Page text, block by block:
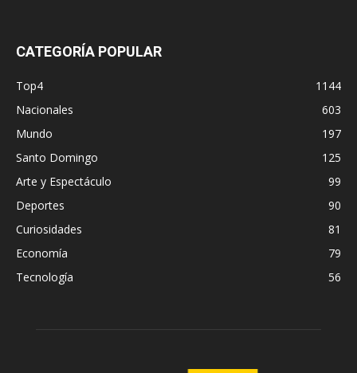
CATEGORÍA POPULAR
Top4
1144
Nacionales
603
Mundo
197
Santo Domingo
125
Arte y Espectáculo
99
Deportes
90
Curiosidades
81
Economía
79
Tecnología
56